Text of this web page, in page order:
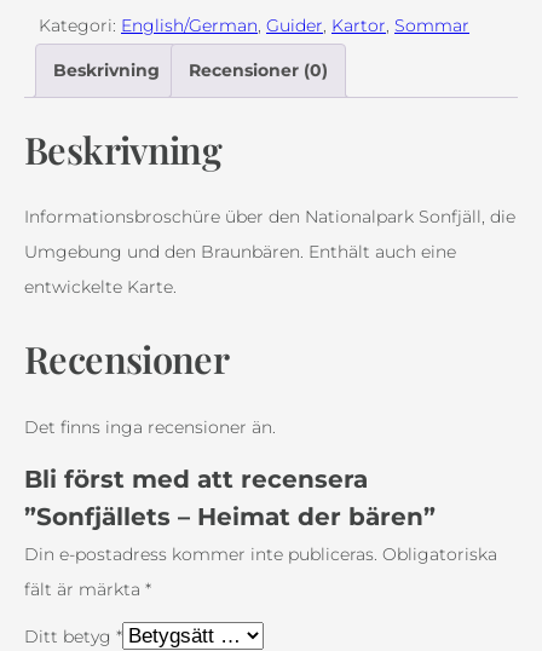
n
ä
l
e
t
–
e
m
a
t
d
e
Kategori: English/German, Guider, Kartor, Sommar
Beskrivning Recensioner (0)
Beskrivning
Informationsbroschüre über den Nationalpark Sonfjäll, die
Umgebung und den Braunbären. Enthält auch eine
entwickelte Karte.
Recensioner
Det finns inga recensioner än.
Bli först med att recensera
”Sonfjällets – Heimat der bären”
Din e-postadress kommer inte publiceras. Obligatoriska
fält är märkta *
Ditt betyg *